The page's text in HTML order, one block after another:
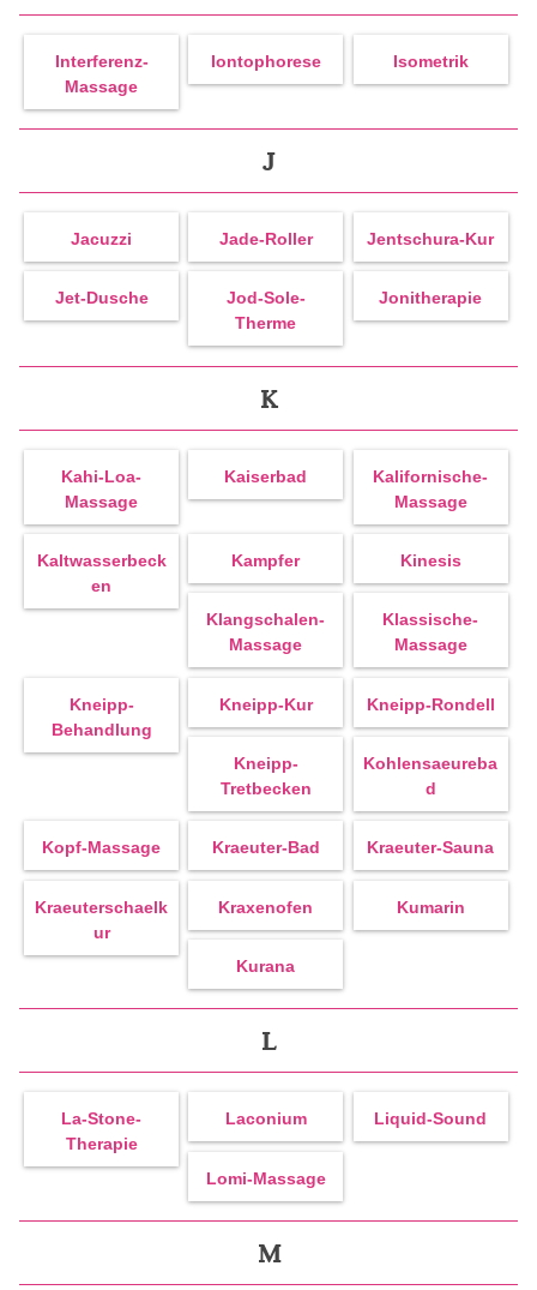
Interferenz-
Massage
Iontophorese Isometrik
J
Jacuzzi Jade-Roller Jentschura-Kur
Jet-Dusche
Jod-Sole-
Therme
Jonitherapie
K
Kahi-Loa-
Massage
Kaiserbad
Kalifornische-
Massage
Kaltwasserbeck
En
Kampfer Kinesis
Klangschalen-
Massage
Klassische-
Massage
Kneipp-
Behandlung
Kneipp-Kur Kneipp-Rondell
Kneipp-
Tretbecken
Kohlensaeureba
D
Kopf-Massage Kraeuter-Bad Kraeuter-Sauna
Kraeuterschaelk
Ur
Kraxenofen Kumarin
Kurana
L
La-Stone-
Therapie
Laconium Liquid-Sound
Lomi-Massage
M